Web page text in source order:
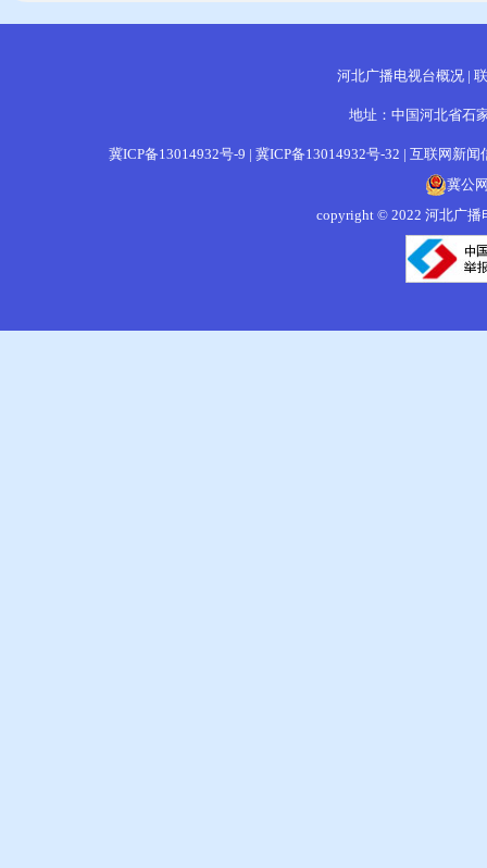
河北广播电视台概况|
地址：中国河北省石
冀ICP备13014932号-9 | 冀ICP备13014932号-32 | 互联网新闻
冀公
copyright © 2022 河北广